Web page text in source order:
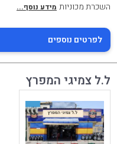
השכרת מכוניות מידע נוסף...
לפרטים נוספים
ל.ל צמיגי המפרץ